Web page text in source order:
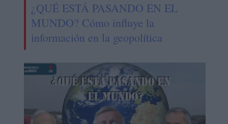
¿QUÉ ESTÁ PASANDO EN EL
MUNDO? Cómo influye la
información en la geopolítica